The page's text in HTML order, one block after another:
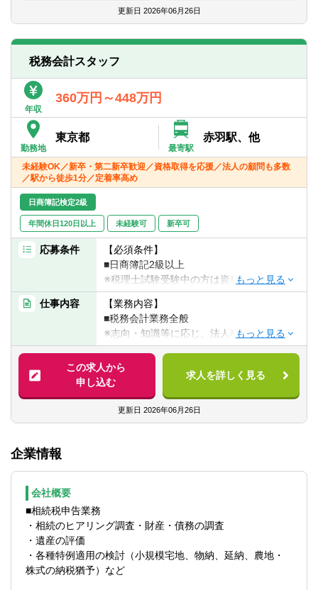
■決算、申告書の作成
■ローデータの取得、収集
■各種データの作成、管理
相続税務に幅広く携わっていただくことが
※法人だけではなく資産税にも関与すること
で、バランスの取れた職務経験を得ること
ができます
【使用ソフト】
■JDL
■弥生会計
更新日 2026年06月26日
税務会計スタッフ
年収
360万円～448万円
勤務地
東京都
最寄駅
赤羽駅、他
未経験OK／新卒・第二新卒歓迎／資格取得を応援／法人の顧問も多数
／駅から徒歩1分／定着率高め
日商簿記検定2級
年間休日120日以上 未経験可 新卒可
応募条件
【必須条件】
■日商簿記2級以上
※税理士試験受験中の方は資格不問
※未経験歓迎、新卒・第二新卒も歓迎しま
す。
仕事内容
【業務内容】
■税務会計業務全般
※志向・知識等に応じ、法人税務・相続税務
に幅広く携わっていただくことが可能で
す。
※法人だけではなく資産税にも関与すること
で、バランスの取れた職務経験を得ること
ができます。
この求人から
申し込む
求人を詳しく見る
更新日 2026年06月26日
企業情報
会社概要
■相続税申告業務
・相続のヒアリング調査・財産・債務の調査
・遺産の評価
・各種特例適用の検討（小規模宅地、物納、延納、農地・
株式の納税猶予）など